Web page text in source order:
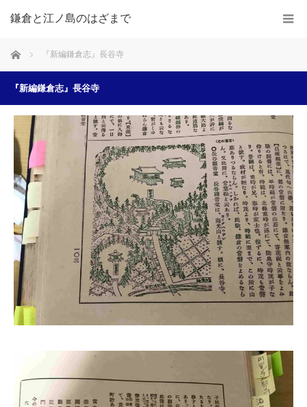
鎌倉と江ノ島のはざまで
ホーム 『新編鎌倉志』長谷寺
『新編鎌倉志』長谷寺